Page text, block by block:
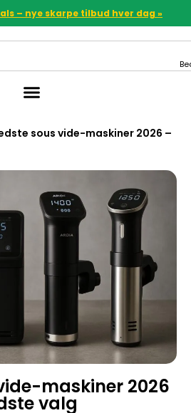
– nye skarpe tilbud hver dag »
sous vide-maskiner 2026 –
maskiner 2026
valg